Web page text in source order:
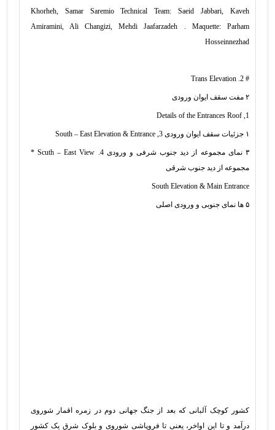
Khorheh, Samar Saremio Technical Team: Saeid Jabbari, Kaveh
Amiramini, Ali Changizi, Mehdi Jaafarzadeh . Maquette: Parham
Hosseinnezhad
# Trans Elevation .2
۲ مفت سقف ایوان ورودی
Details of the Entrances Roof ,1
۱ جزئیات سقف ایوان ورودی South – East Elevation & Entrance ,3
۳ نمای مجموعه از دید جنوب شرفی و ورودی Scuth – East View .4 *
مجموعه از دید جنوب شرقی
South Elevation & Main Entrance
۵ ها نمای جنوبی و ورودی اصلی
کشور کوچک آلبانی که بعد از جنگ جهانی دوم در زمره اقمار شوروی
درآمد و تا این اواخر، یعنی تا فروپاشی شوروی و بلوک شرق یک کشور